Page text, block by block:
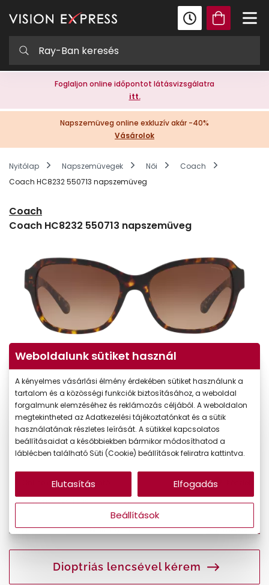
Foglaljon online időpontot látásvizsgálatra
itt.
Napszemüveg online exkluzív akár -40%
Vásárolok
Nyitólap Napszemüvegek Női
Coach
Coach HC8232 550713 napszemüveg
Coach
Coach HC8232 550713 napszemüveg
55.790 Ft
Törzsvásárlói ár: 47.422 Ft
Online megvásárolható
Ingyenes szállítás
Méret: Mi a méretem?
Dioptriás lencsével kérem
Weboldalunk sütiket használ
A kényelmes vásárlási élmény érdekében sütiket használunk a
tartalom és a közösségi funkciók biztosításához, a weboldal
forgalmunk elemzéséhez és reklámozás céljából. A weboldalon
megtekintheted az Adatkezelési tájékoztatónkat és a sütik
használatának részletes leírását. A sütikkel kapcsolatos
beállításaidat a későbbiekben bármikor módosíthatod a
láblécben található Süti (Cookie) beállítások feliratra kattintva.
Beállítások
Elutasítás Elfogadás